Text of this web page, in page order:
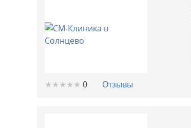
★★★★★
★★★★★ 0 Отзывы